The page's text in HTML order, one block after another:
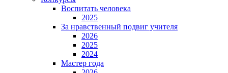
Воспитать человека
2025
За нравственный подвиг учителя
2026
2025
2024
Мастер года